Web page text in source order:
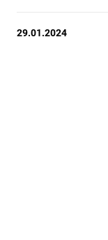
29.01.2024